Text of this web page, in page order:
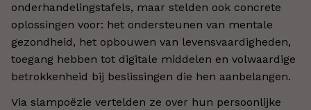
onderhandelingstafels, maar stelden ook concrete
oplossingen voor: het ondersteunen van mentale
gezondheid, het opbouwen van levensvaardigheden,
toegang hebben tot digitale middelen en volwaardige
betrokkenheid bij beslissingen die hen aanbelangen.
Via slampoëzie vertelden ze over hun persoonlijke